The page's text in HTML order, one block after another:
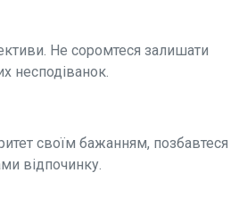
Не соромтеся залишати
несподіванок.
своїм бажанням, позбавтеся
відпочинку.